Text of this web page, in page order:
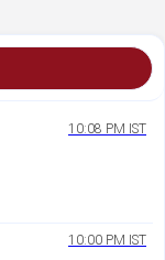
10:08 PM IST
10:00 PM IST